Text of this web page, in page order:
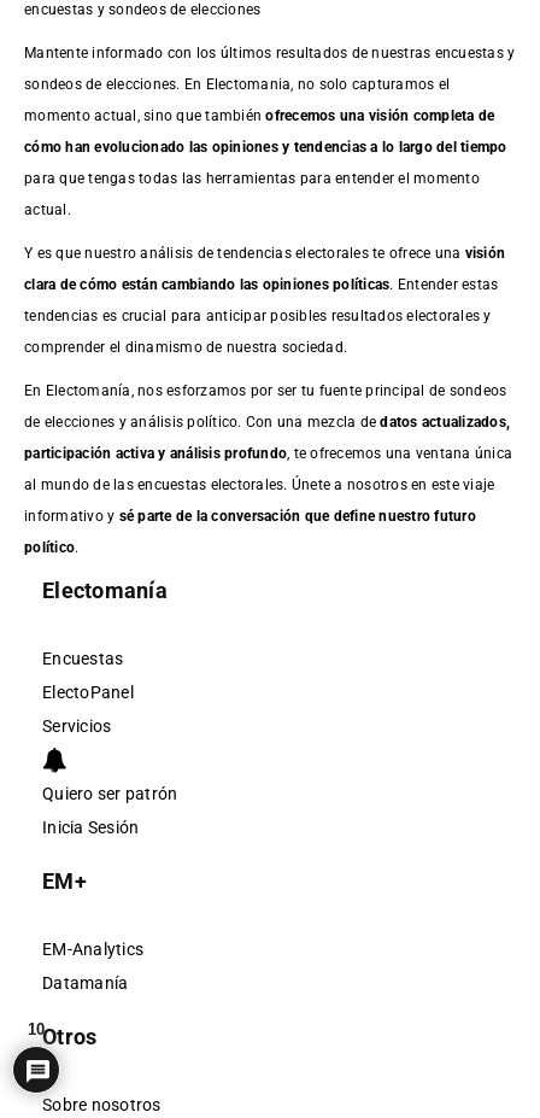
encuestas y sondeos de elecciones
Mantente informado con los últimos resultados de nuestras encuestasy
sondeos de elecciones. En Electomania, no solo capturamos el
momento actual, sino que tambiénofrecemos una visión completa de
cómo han evolucionado las opiniones y tendencias a lo largo del tiempo
para que tengas todas las herramientas para entender el momento
actual.
Y es que nuestro análisis de tendencias electorales te ofrece una visión
clara de cómo están cambiando las opiniones políticas. Entender estas
tendencias es crucial para anticipar posibles resultados electorales y
comprender el dinamismo de nuestra sociedad.
En Electomanía, nos esforzamos por ser tu fuente principal de sondeos
de elecciones y análisis político. Con una mezcla dedatos actualizados,
participación activa y análisis profundo , te ofrecemos una ventana única
al mundo de las encuestas electorales. Únete a nosotros en este viaje
informativo y sé parte de la conversación que define nuestro futuro
político.
Electomanía
Encuestas
ElectoPanel
Servicios
Quiero ser patrón
Inicia Sesión
EM+
EM-Analytics
Datamanía
Otros
Sobre nosotros
10